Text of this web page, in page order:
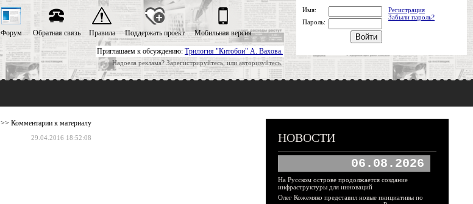
Приглашаем к обсуждению: Трилогия "Китобои" А. Вахова.
Надоела реклама? Зарегистрируйтесь, или авторизуйтесь.
Форум Обратная связь Правила Поддержать проект Мобильная версия
Имя:
Регистрация
Забыли пароль?
Пароль:
>> Комментарии к материалу
29.04.2016 18:52:08 НОВОСТИ
06.08.2026
На Русском острове продолжается создание
инфраструктуры для инноваций
Олег Кожемяко представил новые инициативы по